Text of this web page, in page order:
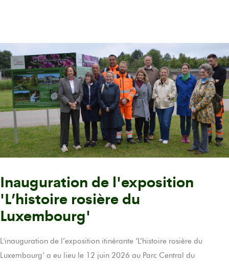
Inauguration de l'exposition
'L’histoire rosière du
Luxembourg'
L'inauguration de l’exposition itinérante ‘L’histoire rosière du
Luxembourg’ a eu lieu le 12 juin 2026 au Parc Central du